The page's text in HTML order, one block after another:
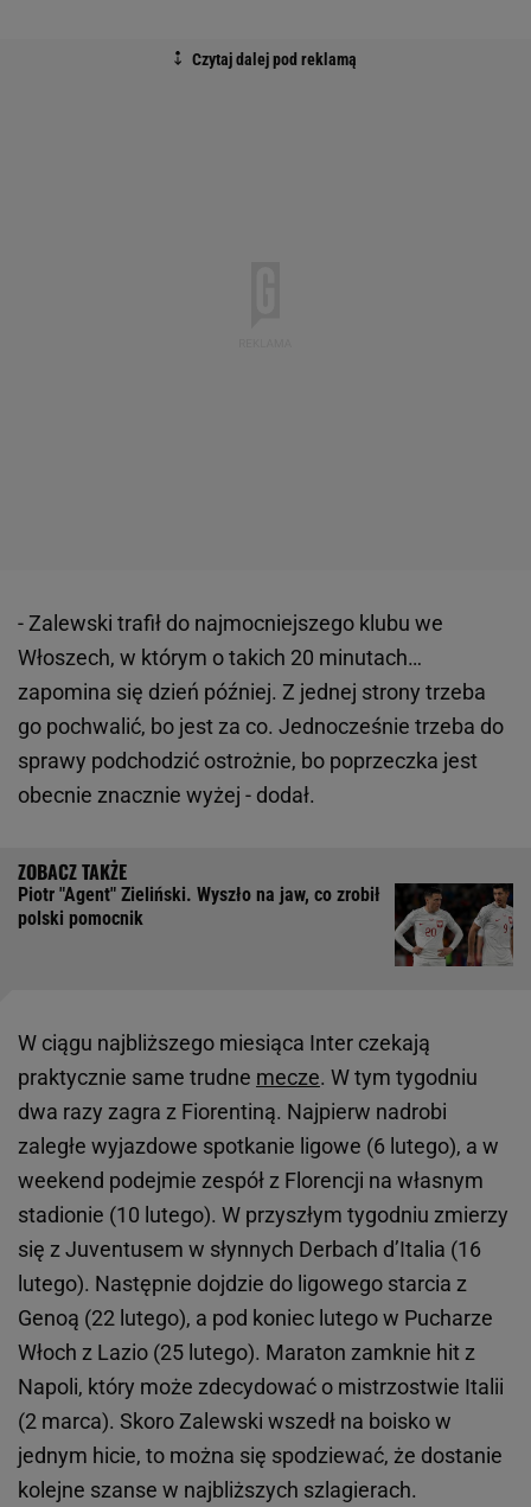
- Zalewski trafił do najmocniejszego klubu we
Włoszech, w którym o takich 20 minutach…
zapomina się dzień później. Z jednej strony trzeba
go pochwalić, bo jest za co. Jednocześnie trzeba do
sprawy podchodzić ostrożnie, bo poprzeczka jest
obecnie znacznie wyżej - dodał.
Piotr "Agent" Zieliński. Wyszło na jaw, co zrobił
polski pomocnik
W ciągu najbliższego miesiąca Inter czekają
praktycznie same trudne mecze. W tym tygodniu
dwa razy zagra z Fiorentiną. Najpierw nadrobi
zaległe wyjazdowe spotkanie ligowe (6 lutego), a w
weekend podejmie zespół z Florencji na własnym
stadionie (10 lutego). W przyszłym tygodniu zmierzy
się z Juventusem w słynnych Derbach d’Italia (16
lutego). Następnie dojdzie do ligowego starcia z
Genoą (22 lutego), a pod koniec lutego w Pucharze
Włoch z Lazio (25 lutego). Maraton zamknie hit z
Napoli, który może zdecydować o mistrzostwie Italii
(2 marca). Skoro Zalewski wszedł na boisko w
jednym hicie, to można się spodziewać, że dostanie
kolejne szanse w najbliższych szlagierach.